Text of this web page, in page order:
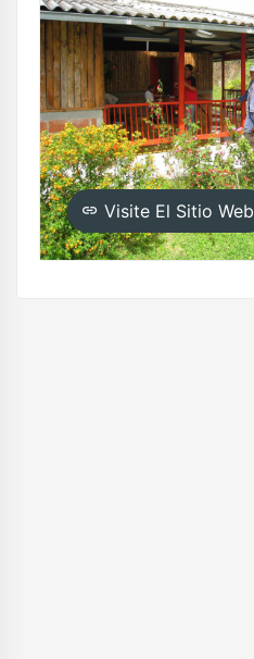
Visite El Sitio Web